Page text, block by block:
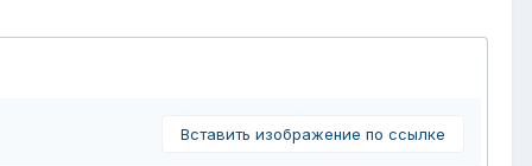
Вставить изображение по ссылке